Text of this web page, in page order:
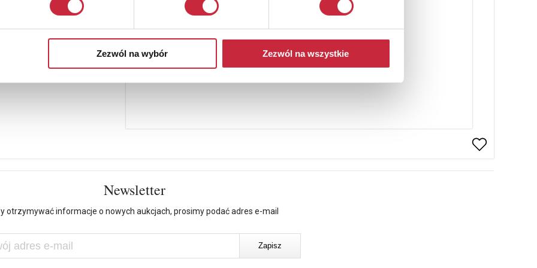
Zezwól na wybór Zezwól na wszystkie
Newsletter
otrzymywać informacje o nowych aukcjach, prosimy podać adres e-mail